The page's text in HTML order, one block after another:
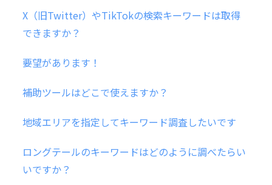
X（旧Twitter）やTikTokの検索キーワードは取得
できますか？
要望があります！
補助ツールはどこで使えますか？
地域エリアを指定してキーワード調査したいです
ロングテールのキーワードはどのように調べたらい
いですか？